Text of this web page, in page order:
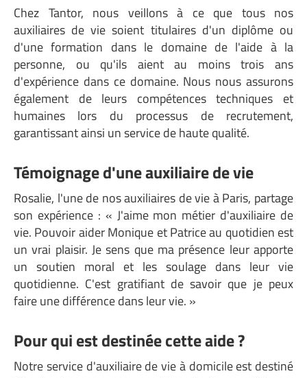
Chez Tantor, nous veillons à ce que tous nos
auxiliaires de vie soient titulaires d'un diplôme ou
d'une formation dans le domaine de l'aide à la
personne, ou qu'ils aient au moins trois ans
d'expérience dans ce domaine. Nous nous assurons
également de leurs compétences techniques et
humaines lors du processus de recrutement,
garantissant ainsi un service de haute qualité.
Témoignage d'une auxiliaire de vie
Rosalie, l'une de nos auxiliaires de vie à Paris, partage
son expérience : « J'aime mon métier d'auxiliaire de
vie. Pouvoir aider Monique et Patrice au quotidien est
un vrai plaisir. Je sens que ma présence leur apporte
un soutien moral et les soulage dans leur vie
quotidienne. C'est gratifiant de savoir que je peux
faire une différence dans leur vie. »
Pour qui est destinée cette aide ?
Notre service d'auxiliaire de vie à domicile est destiné